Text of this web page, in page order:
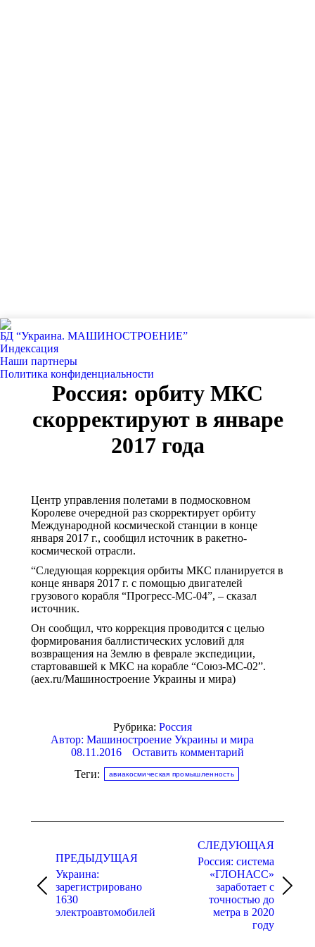
БД “Украина. МАШИНОСТРОЕНИЕ”
Индекcация
Наши партнеры
Политика конфиденциальности
Россия: орбиту МКС
скорректируют в январе
2017 года
Центр управления полетами в подмосковном
Королеве очередной раз скорректирует орбиту
Международной космической станции в конце
января 2017 г., сообщил источник в ракетно-
космической отрасли.
“Следующая коррекция орбиты МКС планируется в
конце января 2017 г. с помощью двигателей
грузового корабля “Прогресс-МС-04”, – сказал
источник.
Он сообщил, что коррекция проводится с целью
формирования баллистических условий для
возвращения на Землю в феврале экспедиции,
стартовавшей к МКС на корабле “Союз-МС-02”.
(aex.ru/Машиностроение Украины и мира)
Рубрика: Россия
Автор: Машиностроение Украины и мира
08.11.2016
Оставить комментарий
Теги:
авиакосмическая промышленность
записям
ПРЕДЫДУЩАЯ
Предыдущая
запись:
Украина:
зарегистрировано
1630
электроавтомобилей
СЛЕДУЮЩАЯ
Следующая
запись:
Россия: система
«ГЛОНАСС»
заработает с
точностью до
метра в 2020
году